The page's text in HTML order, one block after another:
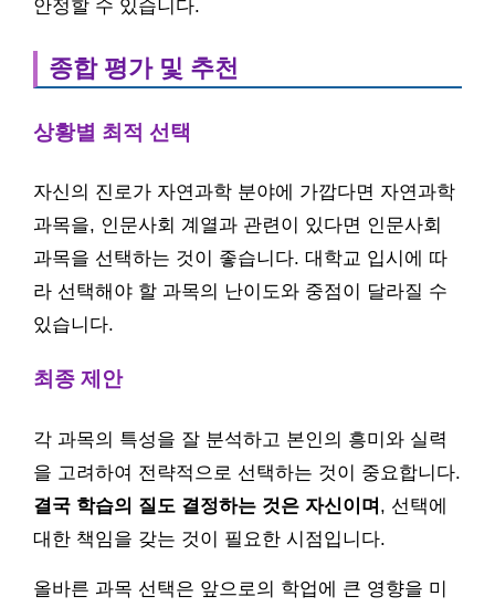
안정할 수 있습니다.
종합 평가 및 추천
상황별 최적 선택
자신의 진로가 자연과학 분야에 가깝다면 자연과학
과목을, 인문사회 계열과 관련이 있다면 인문사회
과목을 선택하는 것이 좋습니다. 대학교 입시에 따
라 선택해야 할 과목의 난이도와 중점이 달라질 수
있습니다.
최종 제안
각 과목의 특성을 잘 분석하고 본인의 흥미와 실력
을 고려하여 전략적으로 선택하는 것이 중요합니다.
결국 학습의 질도 결정하는 것은 자신이며 , 선택에
대한 책임을 갖는 것이 필요한 시점입니다.
올바른 과목 선택은 앞으로의 학업에 큰 영향을 미